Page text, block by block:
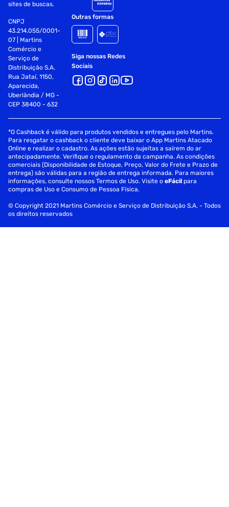
sites de buscas.
CNPJ
43.214.055/0001-
07 | Martins
Comércio e
Serviço de
Distribuição S.A.
Rua Jataí, 1150,
Aparecida,
Uberlândia / MG -
CEP 38400 - 632
Outras formas
Siga nossas Redes
Sociais
*O Cashback é válido para produtos vendidos e entregues pelo Martins.
Para resgatar o cashback o cliente deve baixar o App Martins Atacado
Online e realizar o cadastro. As ações estão sujeitas a saírem do ar
antecipadamente. Verifique o regulamento da campanha. As condições
comerciais (Disponibilidade de Estoque, Preço, Valor do Frete e Prazo de
entrega) são válidas para a região de entrega informada. Para maiores
informações, consulte nossos Termos de Uso. Visite oeFácil para
compras de Uso e Consumo de Pessoa Física.
© Copyright 2021 Martins Comércio e Serviço de Distribuição S.A. - Todos
os direitos reservados